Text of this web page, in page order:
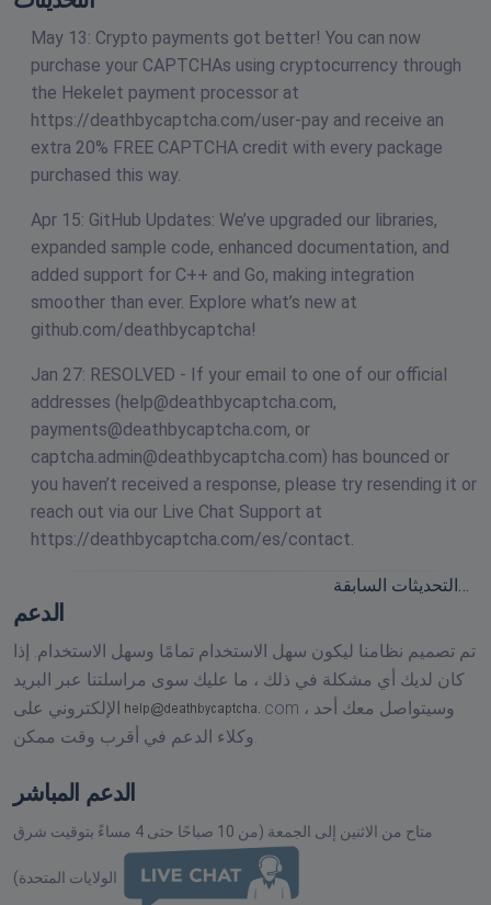
May 13: Crypto payments got better! You can now
purchase your CAPTCHAs using cryptocurrency through
the Hekelet payment processor at
https://deathbycaptcha.com/user-pay and receive an
extra 20% FREE CAPTCHA credit with every package
purchased this way.
Apr 15: GitHub Updates: We’ve upgraded our libraries,
expanded sample code, enhanced documentation, and
added support for C++ and Go, making integration
smoother than ever. Explore what’s new at
github.com/deathbycaptcha!
Jan 27: RESOLVED - If your email to one of our official
addresses (help@deathbycaptcha.com,
payments@deathbycaptcha.com, or
captcha.admin@deathbycaptcha.com) has bounced or
you haven’t received a response, please try resending it or
reach out via our Live Chat Support at
https://deathbycaptcha.com/es/contact.
التحديثات السابقة…
الدعم
تم تصميم نظامنا ليكون سهل الاستخدام تمامًا وسهل الاستخدام. إذا
كان لديك أي مشكلة في ذلك ، ما عليك سوى مراسلتنا عبر البريد
com ، وسيتواصل معك أحد
وكلاء الدعم في أقرب وقت ممكن.
الدعم المباشر
متاح من الاثنين إلى الجمعة (من 10 صباحًا حتى 4 مساءً بتوقيت شرق
الولايات المتحدة)